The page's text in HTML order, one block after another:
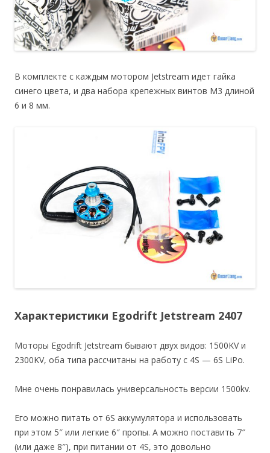
В комплекте с каждым мотором Jetstream идет гайка
синего цвета, и два набора крепежных винтов M3 длиной
6 и 8 мм.
Характеристики Egodrift Jetstream 2407
Моторы Egodrift Jetstream бывают двух видов: 1500KV и
2300KV, оба типа рассчитаны на работу с 4S — 6S LiPo.
Мне очень понравилась универсальность версии 1500kv.
Его можно питать от 6S аккумулятора и использовать
при этом 5″ или легкие 6″ пропы. А можно поставить 7″
(или даже 8″), при питании от 4S, это довольно